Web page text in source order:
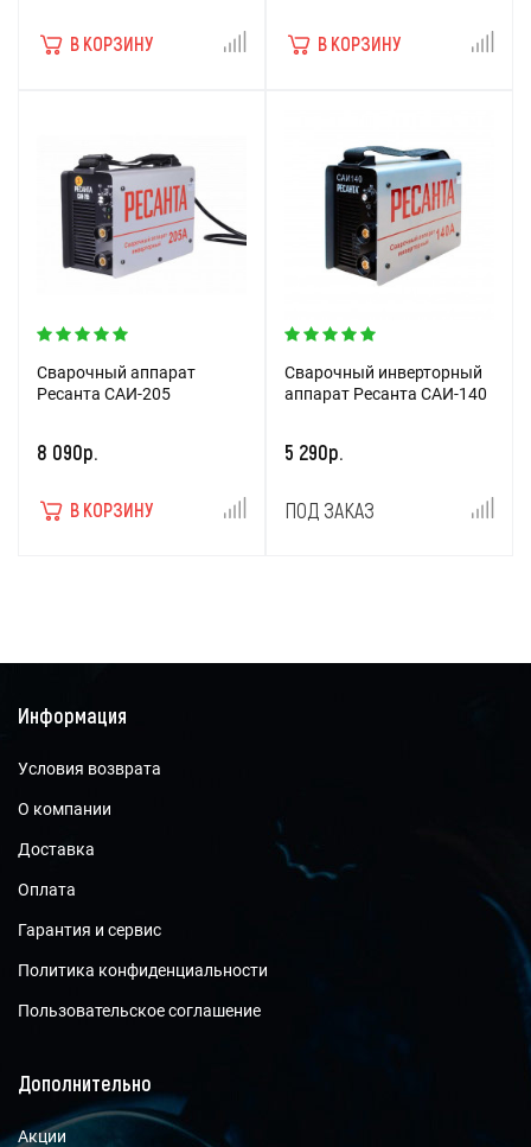
В КОРЗИНУ В КОРЗИНУ
Сварочный аппарат
Ресанта САИ-205
8 090р.
В КОРЗИНУ
Сварочный инверторный
аппарат Ресанта САИ-140
5 290р.
ПОД ЗАКАЗ
Информация
Условия возврата
О компании
Доставка
Оплата
Гарантия и сервис
Политика конфиденциальности
Пользовательское соглашение
Дополнительно
Акции